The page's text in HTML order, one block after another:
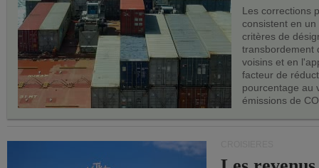
Les corrections
consistent en
critères de
transbordement
voisins et en
facteur de
pourcentage au
émissions de